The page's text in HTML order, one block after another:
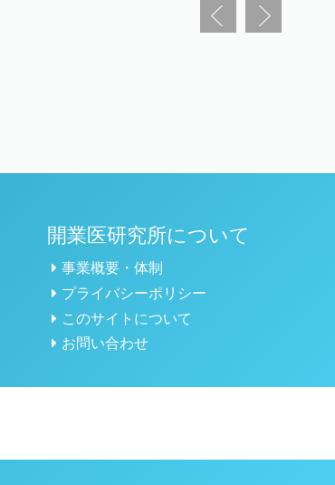
開業医研究所について
事業概要・体制
プライバシーポリシー
このサイトについて
お問い合わせ